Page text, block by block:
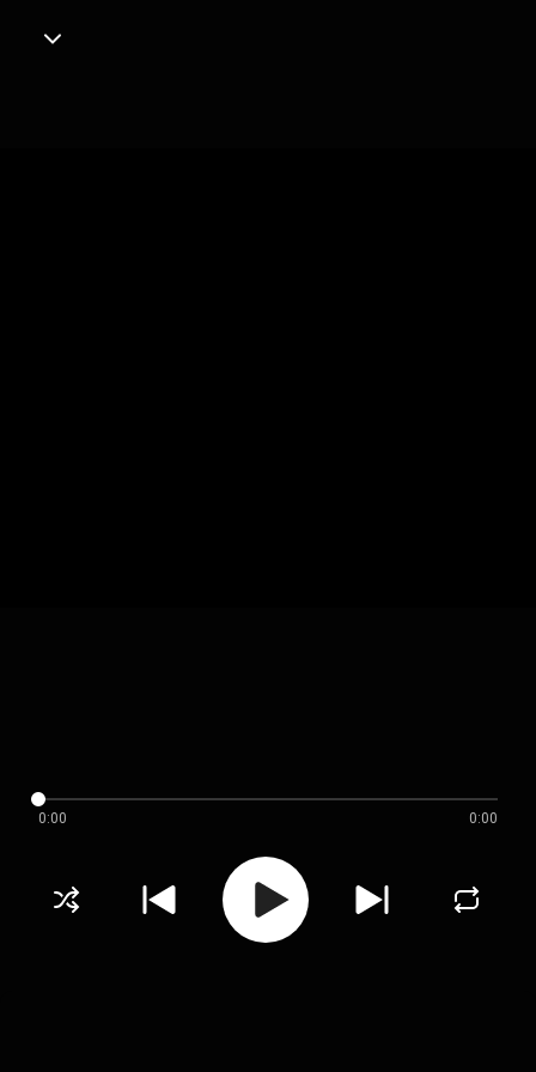
0:00 0:00